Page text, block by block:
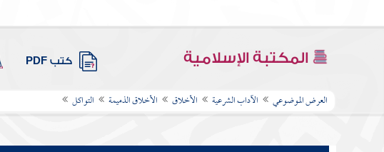
المكتبة الإسلامية كتب PDF
العرض الموضوعي الآداب الشرعية الأخلاق الأخلاق الذميمة التواكل